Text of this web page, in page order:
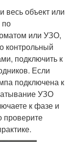
весь объект или
по
или УЗО,
контрольный
подключить к
Если
подключена к
УЗО
к фазе и
проверите